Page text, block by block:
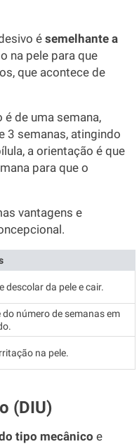
é semelhante a
na pele para que
que acontece de
de uma semana,
3 semanas, atingindo
a orientação é que
para que o
vantagens e
descolar da pele e cair.
do número de semanas em
na pele.
(DIU)
tipo mecânico e